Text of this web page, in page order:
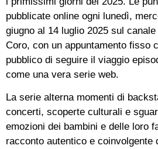
pubblicate online ogni lunedì,
giugno al 14 luglio 2025 sul
Coro, con un appuntamento fisso
pubblico di seguire il viaggio
come una vera serie web.
La serie alterna momenti di
concerti, scoperte culturali e
emozioni dei bambini e delle loro
racconto autentico e coinvolgente